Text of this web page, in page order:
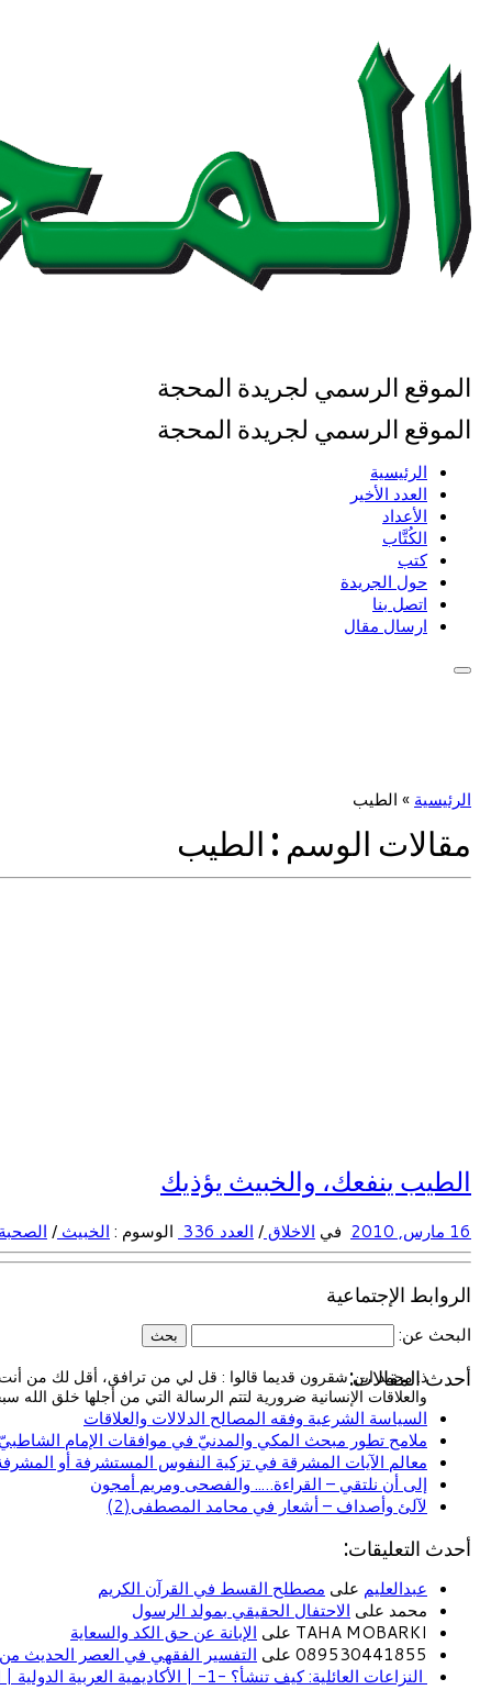
الموقع الرسمي لجريدة المحجة
الموقع الرسمي لجريدة المحجة
الرئيسية
العدد الأخير
الأعداد
الكُتَّاب
كتب
حول الجريدة
اتصل بنا
ارسال مقال
الرئيسية » الطيب
مقالات الوسم : الطيب
ذ. محمد ابن شقرون قديما قالوا : قل لي من ترافق، أقل لك من أنت.
والعلاقات الإنسانية ضرورية لتتم الرسالة التي من أجلها خلق الله
الطيب ينفعك، والخبيث يؤذيك
16 مارس, 2010 في الاخلاق/ العدد 336 الوسوم : الخبيث / الصحبة
الروابط الإجتماعية
البحث عن:
أحدث المقالات:
السياسة الشرعية وفقه المصالح الدلالات والعلاقات
ملامح تطور مبحث المكي والمدنيّ في موافقات الإمام الشاطبيّ
معالم الآيات المشرقة في تزكية النفوس المستشرفة أو
إلى أن نلتقي – القراءة….. والفصحى ومريم أمجون
لآلئ وأصداف – أشعار في محامد المصطفى(2)
أحدث التعليقات:
عبدالعليم على مصطلح القسط في القرآن الكريم
محمد على الاحتفال الحقيقي بمولد الرسول
TAHA MOBARKI على
الإبانة عن حق الكد والسعاية
089530441855 على
التفسير الفقهي في العصر الحديث
النزاعات العائلية: كيف تنشأ؟ -1- | الأكاديمية العربية الدولية | الحياة الأسرية